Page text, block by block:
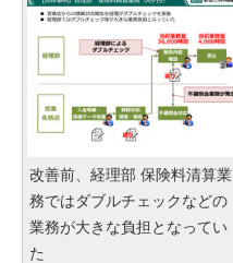
改善前、経理部 保険料清算業
務ではダブルチェックなどの
業務が大きな負担となってい
た